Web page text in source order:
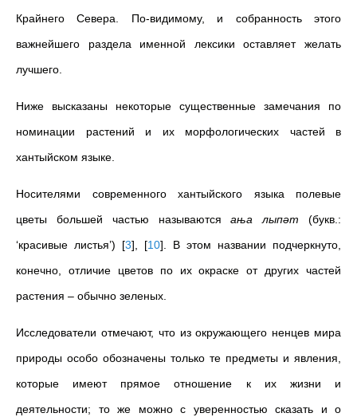
Крайнего Севера. По-видимому, и собранность этого
важнейшего раздела именной лексики оставляет желать
лучшего.
Ниже высказаны некоторые существенные замечания по
номинации растений и их морфологических частей в
хантыйском языке.
Носителями современного хантыйского языка полевые
цветы большей частью называютсяaња лыпәт (букв.:
‘красивые листья’) [3] [10] . В этом названии подчеркнуто,
конечно, отличие цветов по их окраске от других частей
растения – обычно зеленых.
Исследователи отмечают, что из окружающего ненцев мира
природы особо обозначены только те предметы и явления,
которые имеют прямое отношение к их жизни и
деятельности; то же можно с уверенностью сказать и о